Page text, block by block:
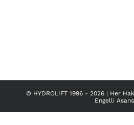
© HYDROLIFT 1996 - 2026 | Her
Engelli